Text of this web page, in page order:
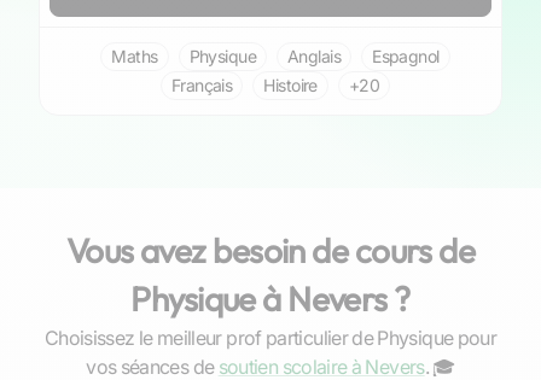
Maths Physique Anglais
Espagnol
Français
Histoire +20
Vous avez besoin de cours de
Physique à Nevers ?
Choisissez le meilleur prof particulier de Physique pour
vos séances de soutien scolaire à Nevers. ‍🎓
Gaël